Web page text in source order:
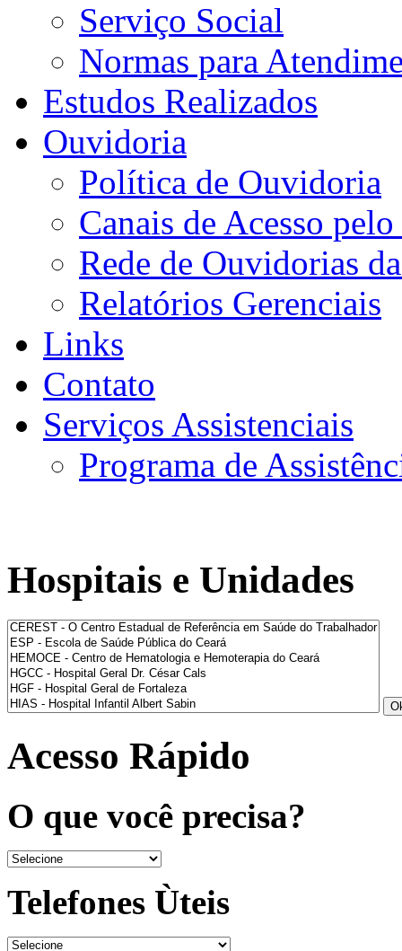
Serviço Social
Normas para
Estudos Realizados
Ouvidoria
Política de Ouvidoria
Canais de Acesso
Rede de Ouvidorias
Relatórios Gerenciais
Links
Contato
Serviços Assistenciais
Programa de
Hospitais e Unidades
Acesso Rápido
O que você precisa?
Telefones Ùteis